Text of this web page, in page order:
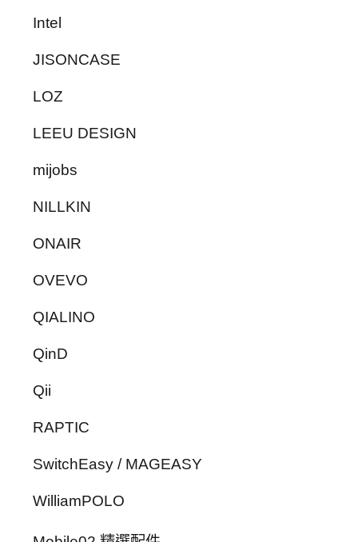
Intel
JISONCASE
LOZ
LEEU DESIGN
mijobs
NILLKIN
ONAIR
OVEVO
QIALINO
QinD
Qii
RAPTIC
SwitchEasy / MAGEASY
WilliamPOLO